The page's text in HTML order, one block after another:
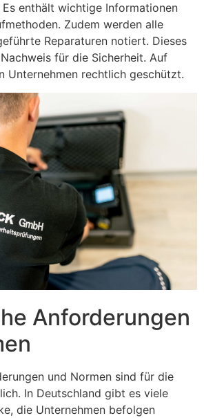
Es enthält wichtige Informationen
Zudem werden alle
Reparaturen notiert. Dieses
für die Sicherheit. Auf
Unternehmen rechtlich geschützt.
Anforderungen
und Normen sind für die
In Deutschland gibt es viele
die Unternehmen befolgen